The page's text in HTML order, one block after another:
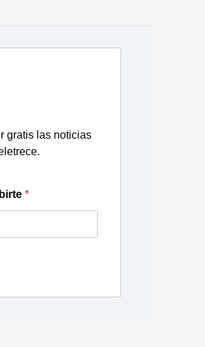
gratis las noticias